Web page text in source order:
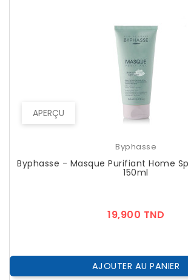
APERÇU
Byphasse
Byphasse - Masque Purifiant Home
150ml
19,900 TND
AJOUTER AU PANIER